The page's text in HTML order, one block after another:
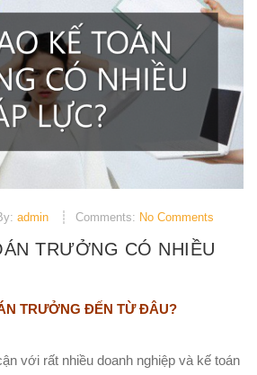
admin Comments: No Comments
TRƯỞNG CÓ NHIỀU
TRƯỞNG ĐẾN TỪ ĐÂU?
với rất nhiều doanh nghiệp và kế toán